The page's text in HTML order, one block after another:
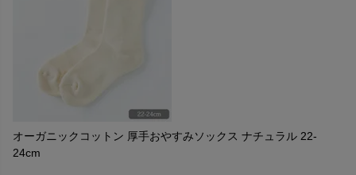
オーガニックコットン 厚手おやすみソックス ナチュラル 22-
24cm